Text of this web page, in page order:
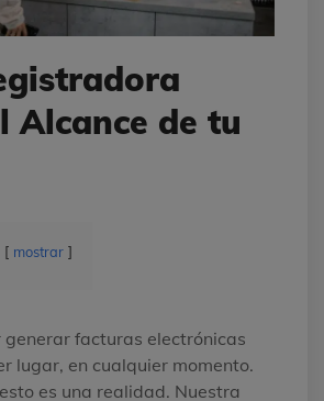
Alcance de tu
mostrar
facturas electrónicas
lugar, en cualquier momento.
es una realidad. Nuestra